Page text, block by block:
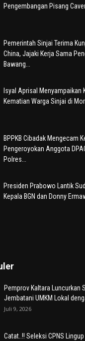
Pengembangan Pisang
Pemerintah Sinjai Terima
China, Jajaki Kerja Sama
Bawang...
Isyal Aprisal Menyampaikan
Kematian Warga Sinjai di
BPPKB Cibadak Mengecam
Pengeroyokan Anggota
Polres...
Presiden Prabowo Lantik
Kepala BGN dan Donny
Pemprov Kaltara Luncurkan
Jembatani UMKM Lokal
Juli 9, 2026
Catat..!! Seleksi CPNS